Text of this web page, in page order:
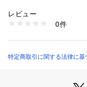
進化した「イメージ通
プに貢献する。
商品番号：
B6YXJ （ショップ）
レビュー
0件
特定商取引に関する法律に基